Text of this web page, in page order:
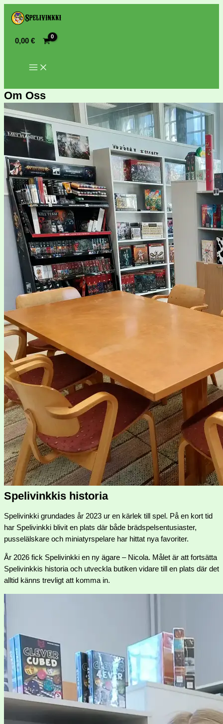
0,00€
Om Oss
Spelivinkkis historia
Spelivinkki grundades år 2023 ur en kärlek till spel. På en kort tid
har Spelivinkki blivit en plats där både brädspelsentusiaster,
pusselälskare och miniatyrspelare har hittat nya favoriter.
År 2026 fick Spelivinkki en ny ägare – Nicola. Målet är att fortsätta
Spelivinkkis historia och utveckla butiken vidare till en plats där det
alltid känns trevligt att komma in.